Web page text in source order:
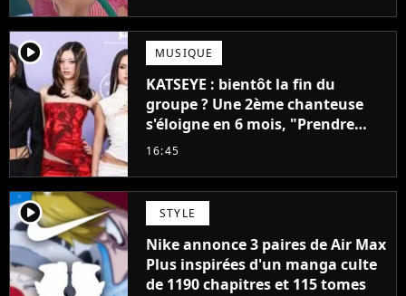
player2 MUSIQUE
KATSEYE : bientôt la fin du
groupe ? Une 2ème chanteuse
s'éloigne en 6 mois, "Prendre
cette décision n’a pas été facile"
16:45
player2 STYLE
Nike annonce 3 paires de Air Max
Plus inspirées d'un manga culte
de 1190 chapitres et 115 tomes